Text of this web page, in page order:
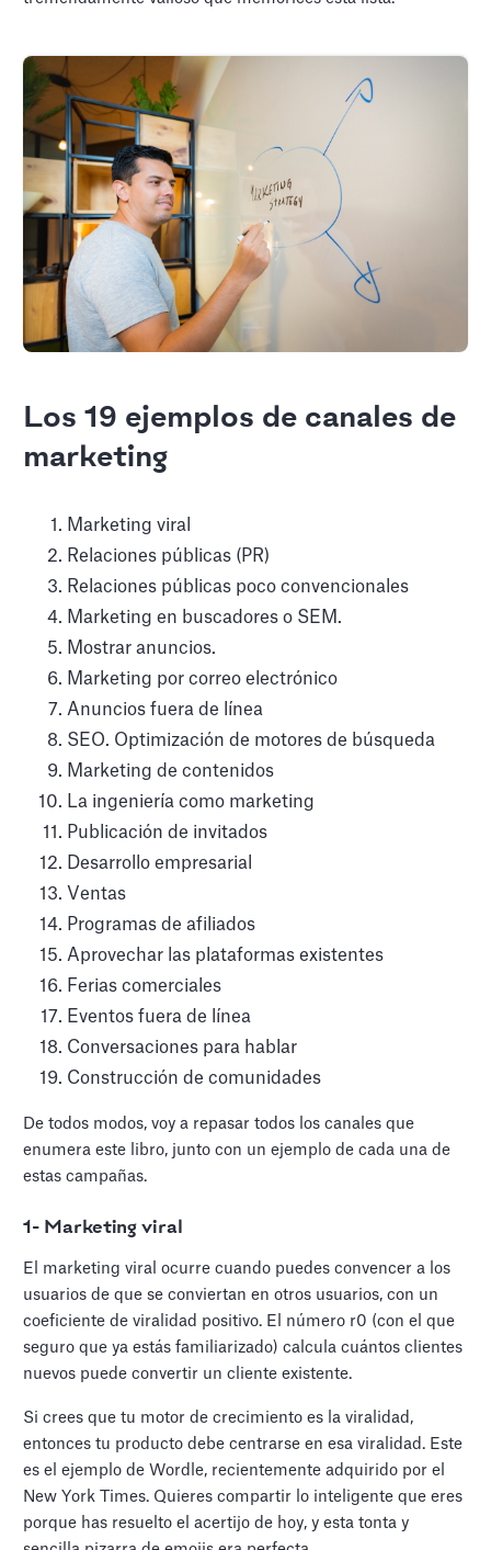
Los 19 ejemplos de canales de
marketing
Marketing viral
Relaciones públicas (PR)
Relaciones públicas poco convencionales
Marketing en buscadores o SEM.
Mostrar anuncios.
Marketing por correo electrónico
Anuncios fuera de línea
SEO. Optimización de motores de búsqueda
Marketing de contenidos
La ingeniería como marketing
Publicación de invitados
Desarrollo empresarial
Ventas
Programas de afiliados
Aprovechar las plataformas existentes
Ferias comerciales
Eventos fuera de línea
Conversaciones para hablar
Construcción de comunidades
De todos modos, voy a repasar todos los canales que
enumera este libro, junto con un ejemplo de cada una de
estas campañas.
1- Marketing viral
El marketing viral ocurre cuando puedes convencer a los
usuarios de que se conviertan en otros usuarios, con un
coeficiente de viralidad positivo. El número r0 (con el que
seguro que ya estás familiarizado) calcula cuántos clientes
nuevos puede convertir un cliente existente.
Si crees que tu motor de crecimiento es la viralidad,
entonces tu producto debe centrarse en esa viralidad. Este
es el ejemplo de Wordle, recientemente adquirido por el
New York Times. Quieres compartir lo inteligente que eres
porque has resuelto el acertijo de hoy, y esta tonta y